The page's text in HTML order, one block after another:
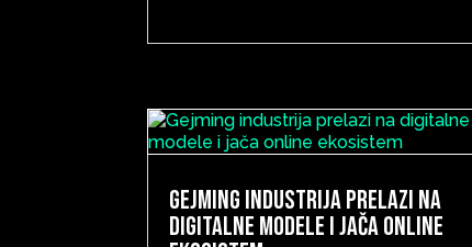
Gejming industrija prelazi na
digitalne modele i jača online